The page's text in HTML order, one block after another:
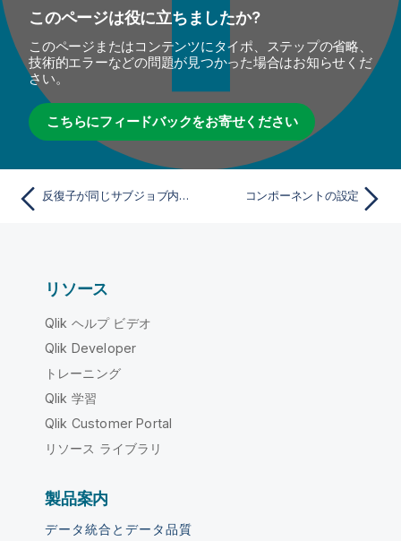
このページは役に立ちましたか?
このページまたはコンテンツにタイポ、ステップの省略、
技術的エラーなどの問題が見つかった場合はお知らせくだ
さい。
こちらにフィードバックをお寄せください
反復子が同じサブジョブ内にある場合に備え、データをロードする前にメモリを消去 コンポーネントの設定
リソース
Qlik ヘルプ ビデオ
Qlik Developer
トレーニング
Qlik 学習
Qlik Customer Portal
リソース ライブラリ
製品案内
データ統合とデータ品質